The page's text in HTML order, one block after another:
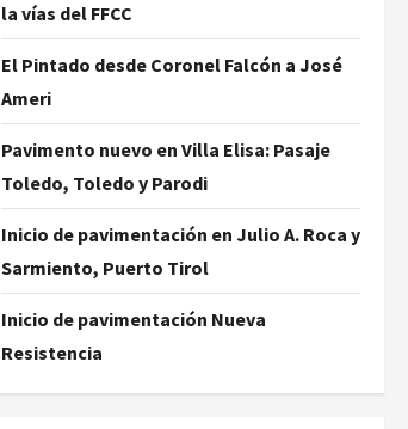
la vías del FFCC
El Pintado desde Coronel Falcón a José
Ameri
Pavimento nuevo en Villa Elisa: Pasaje
Toledo, Toledo y Parodi
Inicio de pavimentación en Julio A. Roca y
Sarmiento, Puerto Tirol
Inicio de pavimentación Nueva
Resistencia